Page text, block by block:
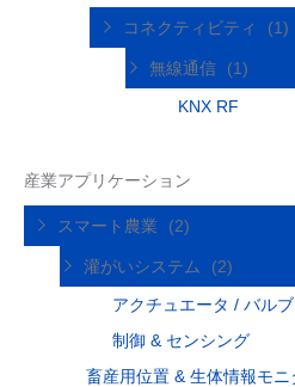
コネクティビティ (1)
無線通信
(1)
KNX RF
産業アプリケーション
スマート農業 (2)
灌がいシステム
(2)
アクチュエータ / バル
制御 & センシング
畜産用位置 & 生体情報モニ